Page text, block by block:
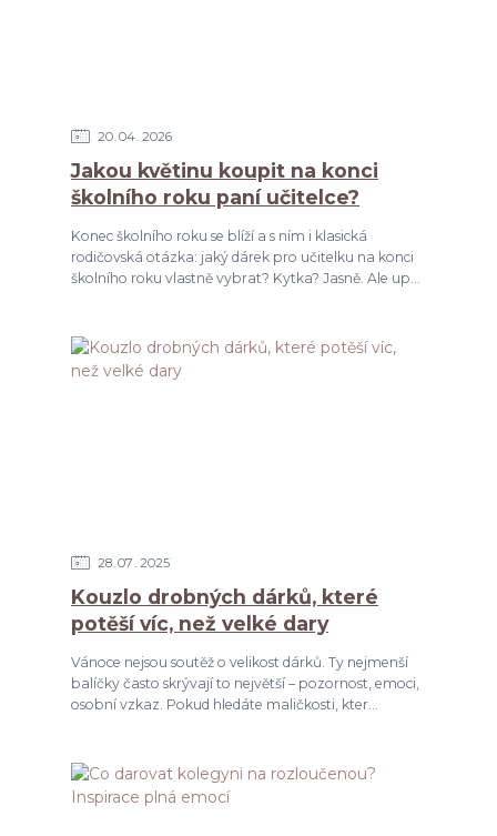
20 04 2026
Jakou květinu koupit na konci
školního roku paní učitelce?
Konec školního roku se blíží a s ním i klasická
rodičovská otázka: jaký dárek pro učitelku na konci
školního roku vlastně vybrat? Kytka? Jasně. Ale up...
28 07 2025
Kouzlo drobných dárků, které
potěší víc, než velké dary
Vánoce nejsou soutěž o velikost dárků. Ty nejmenší
balíčky často skrývají to největší – pozornost, emoci,
osobní vzkaz. Pokud hledáte maličkosti, kter...